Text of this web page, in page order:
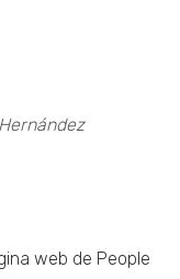
web de People